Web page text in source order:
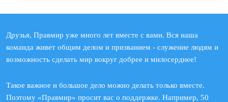
Друзья, Правмир уже много лет вместе с вами. Вся наша
команда живет общим делом и призванием - служение людям и
возможность сделать мир вокруг добрее и милосерднее!
Такое важное и большое дело можно делать только вместе.
Поэтому «Правмир» просит вас о поддержке. Например, 50